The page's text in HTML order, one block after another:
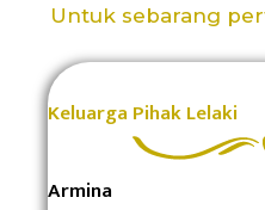
Untuk sebarang
Keluarga Pihak Lelaki
Armina